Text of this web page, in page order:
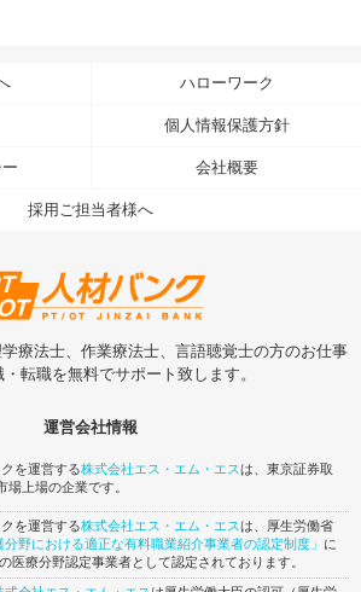
ハローワーク
個人情報保護方針
会社概要
採用ご担当者様へ
療法士、作業療法士、言語聴覚士の方のお仕事
転職を無料でサポート致します。
運営会社情報
を運営する株式会社エス・エム・エスは、東京証券取
場上場の企業です。
を運営する株式会社エス・エム・エスは、厚生労働省
分野における適正な有料職業紹介事業者の認定制度」 に
医療分野認定事業者として認定されております。